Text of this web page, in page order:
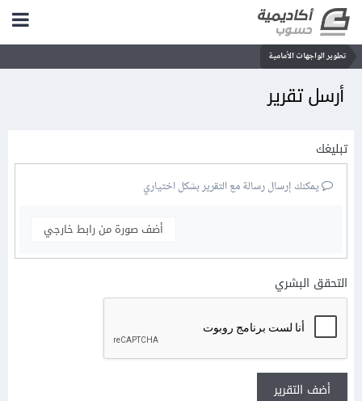
تطوير الواجهات الأمامية
أرسل تقرير
تبليغك
يمكنك إرسال رسالة مع التقرير بشكل اختياري
أضف صورة من رابط خارجي
التحقق البشري
أضف التقرير